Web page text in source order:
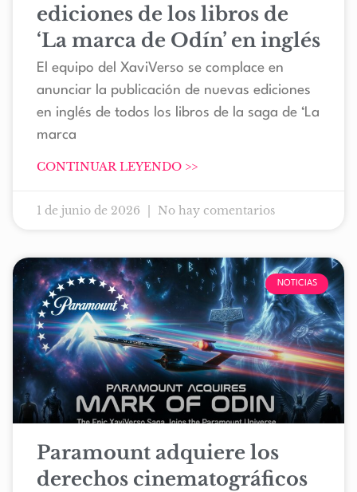
ediciones de los libros de
‘La marca de Odín’ en inglés
El equipo del XaviVerso se complace en
anunciar la publicación de nuevas ediciones
en inglés de todos los libros de la saga de ‘La
marca
CONTINUAR LEYENDO >>
1 de junio de 2026 No hay comentarios
NOTICIAS
Paramount adquiere los
derechos cinematográficos